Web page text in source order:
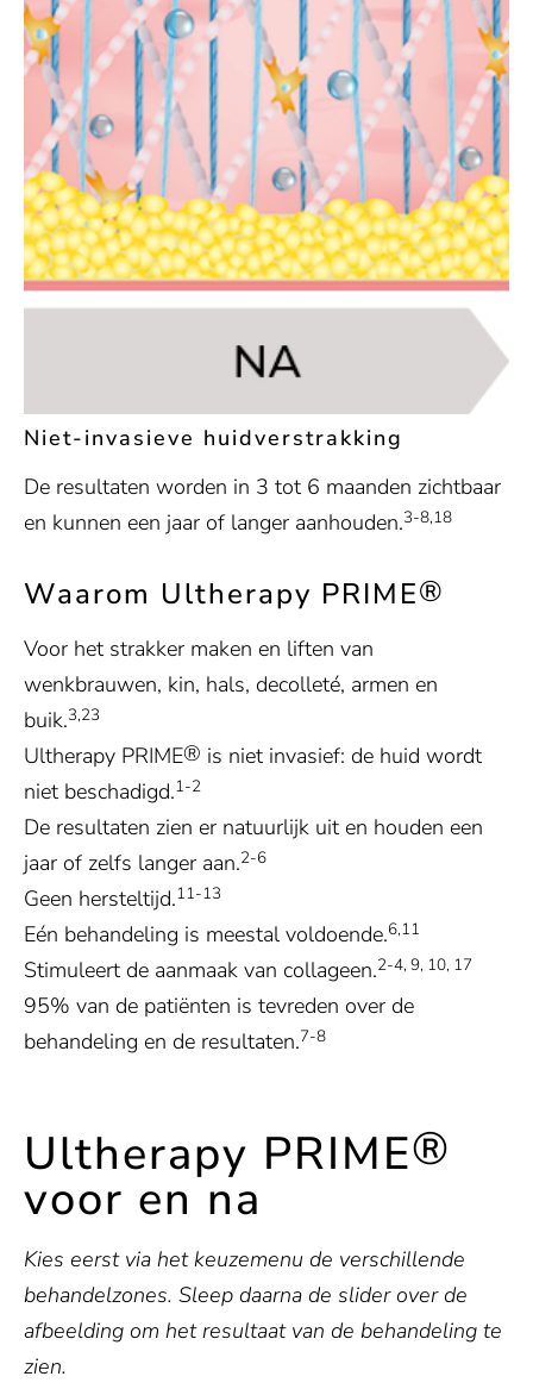
Niet-invasieve huidverstrakking
De resultaten worden in 3 tot 6 maanden zichtbaar
en kunnen een jaar of langer aanhouden.3-8,18
Waarom Ultherapy PRIME®
Voor het strakker maken en liften van
wenkbrauwen, kin, hals, decolleté, armen en
buik.3,23
Ultherapy PRIME® is niet invasief: de huid wordt
niet beschadigd.1-2
De resultaten zien er natuurlijk uit en houden een
jaar of zelfs langer aan.2-6
Geen hersteltijd.11-13
Eén behandeling is meestal voldoende.6,11
Stimuleert de aanmaak van collageen.2-4, 9, 10, 17
95% van de patiënten is tevreden over de
behandeling en de resultaten.7-8
Ultherapy PRIME®
voor en na
Kies eerst via het keuzemenu de verschillende
behandelzones. Sleep daarna de slider over de
afbeelding om het resultaat van de behandeling te
zien.